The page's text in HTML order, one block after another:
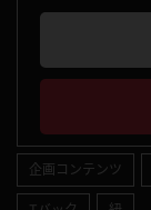
企画コンテンツ